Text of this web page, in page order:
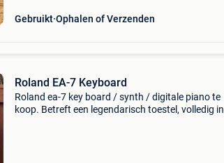
Gebruikt Ophalen of Verzenden
Roland EA-7 Keyboard
Roland ea-7 key board / synth / digitale piano te
koop. Betreft een legendarisch toestel, volledig in